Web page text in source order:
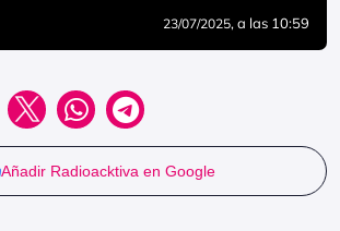
23/07/2025, a las 10:59
Añadir Radioacktiva en Google